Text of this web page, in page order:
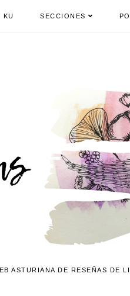
KU SECCIONES
ASTURIANA DE RESEÑAS DE